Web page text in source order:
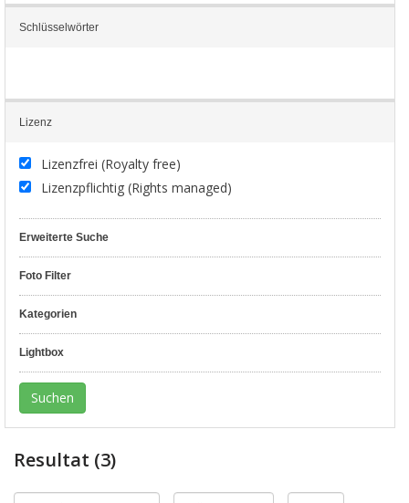
Schlüsselwörter
Lizenz
Lizenzfrei (Royalty free)
Lizenzpflichtig (Rights managed)
Erweiterte Suche
Foto Filter
Kategorien
Lightbox
Resultat (3)